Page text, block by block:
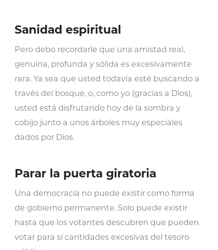
Sanidad espiritual
Pero debo recordarle que una amistad real,
genuina, profunda y sólida es excesivamente
rara. Ya sea que usted todavía esté buscando a
través del bosque, o, como yo (gracias a Dios),
usted está disfrutando hoy de la sombra y
cobijo junto a unos árboles muy especiales
dados por Dios.
Parar la puerta giratoria
Una democracia no puede existir como forma
de gobierno permanente. Solo puede existir
hasta que los votantes descubren que pueden
votar para sí cantidades excesivas del tesoro